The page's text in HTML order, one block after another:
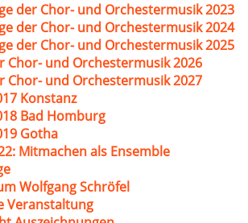
der Chor- und Orchestermusik 2023
der Chor- und Orchestermusik 2024
der Chor- und Orchestermusik 2025
Chor- und Orchestermusik 2026
Chor- und Orchestermusik 2027
Konstanz
Bad Homburg
Gotha
Mitmachen als Ensemble
Wolfgang Schröfel
Veranstaltung